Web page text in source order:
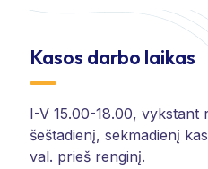
Kasos darbo laikas
I-V 15.00-18.00, vykstant
šeštadienį, sekmadienį
val. prieš renginį.